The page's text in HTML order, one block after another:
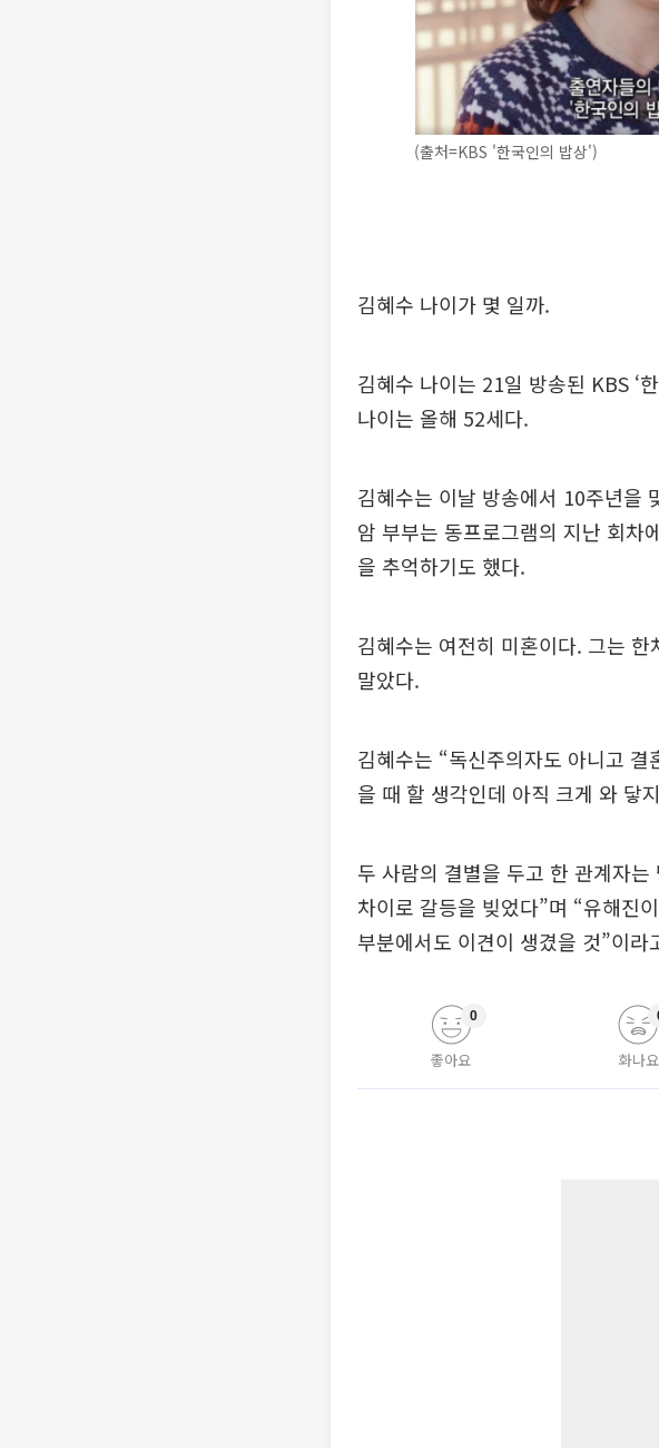
(출처=KBS '한국인의 밥상')
김혜수 나이가 몇 일까.
김혜수 나이는 21일 방송된 KBS ‘
나이는 올해 52세다.
김혜수는 이날 방송에서 10주년을
암 부부는 동프로그램의 지난 회차
을 추억하기도 했다.
김혜수는 여전히 미혼이다. 그는
말았다.
김혜수는 “독신주의자도 아니고
을 때 할 생각인데 아직 크게 와 닿
두 사람의 결별을 두고 한 관계자
차이로 갈등을 빚었다”며 “유해진
부분에서도 이견이 생겼을 것”이라
좋아요
0
화나요